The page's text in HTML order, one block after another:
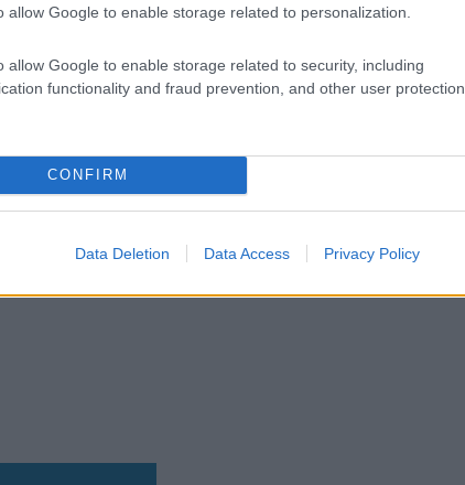
allow Google to enable storage related to personalization.
allow Google to enable storage related to security, including
functionality and fraud prevention, and other user protection.
CONFIRM
Data Deletion Data Access Privacy Policy
hangulata – Jön a második forduló! (X)
e. tarabay